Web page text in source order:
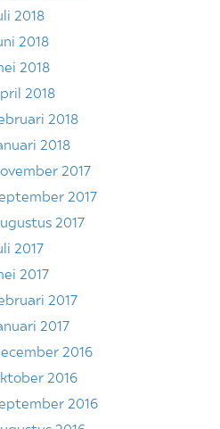
2018
2018
2018
2018
2018
2018
2017
2017
2017
2017
2017
2017
2017
2016
2016
2016